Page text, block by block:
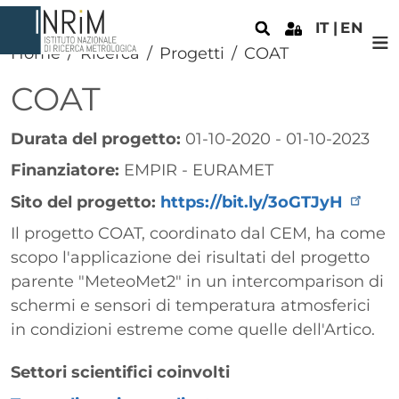
Salta al contenuto principale
IT EN
Home Ricerca Progetti COAT
COAT
Durata del progetto: 01-10-2020 - 01-10-2023
Finanziatore: EMPIR - EURAMET
Sito del progetto: https://bit.ly/3oGTJyH
Paragrafo
Il progetto COAT, coordinato dal CEM, ha come
scopo l'applicazione dei risultati del progetto
parente "MeteoMet2" in un intercomparison di
schermi e sensori di temperatura atmosferici
in condizioni estreme come quelle dell'Artico.
Settori scientifici coinvolti